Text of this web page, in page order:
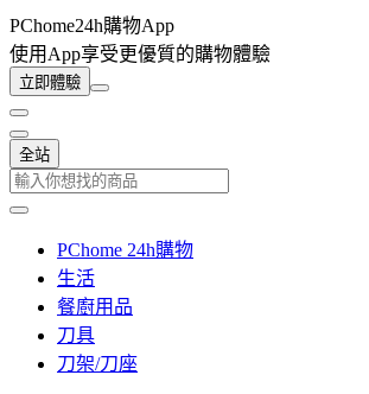
PChome24h購物App
使用App享受更優質的購物體驗
立即體驗
全站
PChome 24h購物
生活
餐廚用品
刀具
刀架/刀座